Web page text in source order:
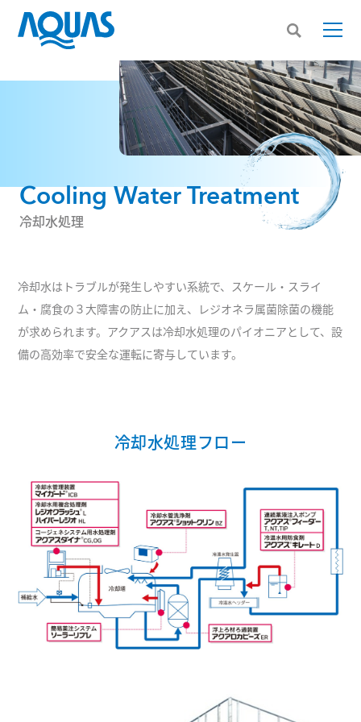
Cooling Water Treatment
冷却水処理
冷却水はトラブルが発生しやすい系統で、スケール・スライ
ム・腐食の３大障害の防止に加え、レジオネラ属菌除菌の機能
が求められます。アクアスは冷却水処理のパイオニアとして、設
備の高効率で安全な運転に寄与しています。
冷却水処理フロー